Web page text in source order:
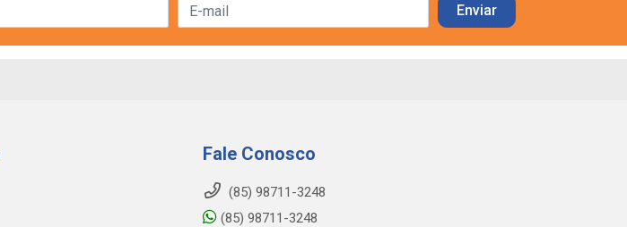
Fale Conosco
(85) 98711-3248
(85) 98711-3248